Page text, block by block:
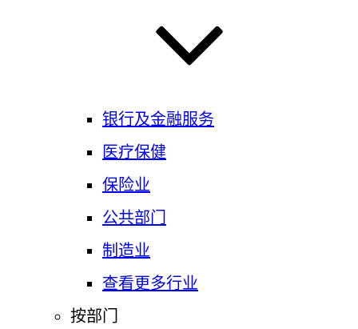
银行及金融服务
医疗保健
保险业
公共部门
制造业
查看更多行业
按部门